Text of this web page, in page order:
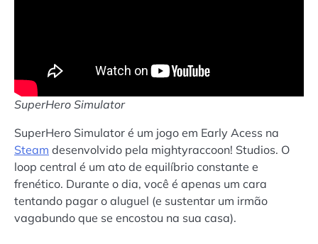
SuperHero Simulator
SuperHero Simulator é um jogo em Early Acess na
Steam desenvolvido pela mightyraccoon! Studios. O
loop central é um ato de equilíbrio constante e
frenético. Durante o dia, você é apenas um cara
tentando pagar o aluguel (e sustentar um irmão
vagabundo que se encostou na sua casa).